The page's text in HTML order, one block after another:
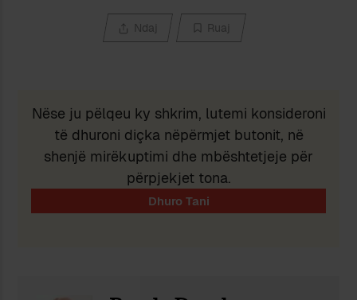
Ndaj Ruaj
Nëse ju pëlqeu ky shkrim, lutemi konsideroni
të dhuroni diçka nëpërmjet butonit, në
shenjë mirëkuptimi dhe mbështetjeje për
përpjekjet tona.